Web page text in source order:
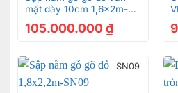
mặt dày 10cm 1,6x2m-
105.000.000 ₫
SN09